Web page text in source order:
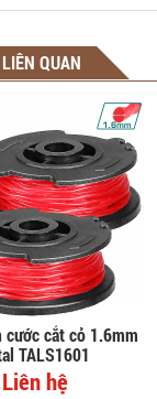
QUAN
cước cắt cỏ 1.6mm
TALS1601
Liên hệ